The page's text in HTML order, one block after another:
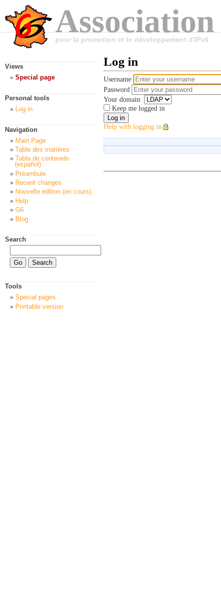
pour la promotion et le développement d'IPv6
Log in
Username
Password
Your domain:
Keep me logged in
Help with logging in
Views
Special page
Personal tools
Log in
Navigation
Main Page
Table des matières
Tabla de contenido
(español)
Préambule
Recent changes
Nouvelle édition (en cours)
Help
G6
Blog
Search
Tools
Special pages
Printable version